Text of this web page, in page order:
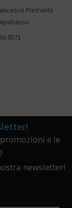
Pietrunto
8571
e le
newsletter!